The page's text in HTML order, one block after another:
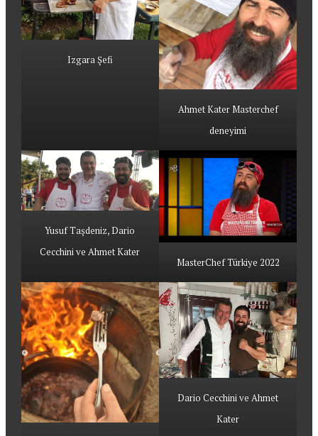
Izgara Şefi
Ahmet Kater Masterchef
deneyimi
Yusuf Taşdeniz, Dario
Cecchini ve Ahmet Kater
MasterChef Türkiye 2022
Dario Cecchini ve Ahmet
Kater